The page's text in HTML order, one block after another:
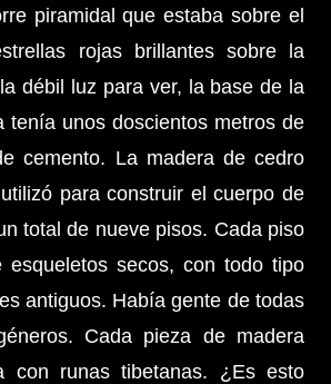
piramidal que estaba sobre el
rojas brillantes sobre la
débil luz para ver, la base de la
tenía unos doscientos metros de
cemento. La madera de cedro
para construir el cuerpo de
total de nueve pisos. Cada piso
esqueletos secos, con todo tipo
antiguos. Había gente de todas
Cada pieza de madera
con runas tibetanas. ¿Es esto